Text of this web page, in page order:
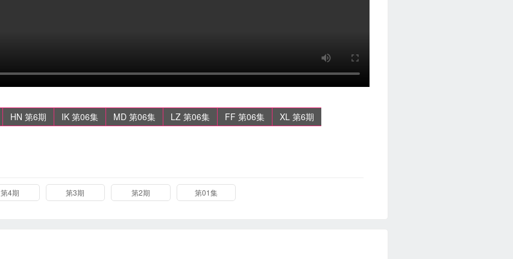
HN 第6期 IK 第06集 MD 第06集 LZ 第06集 FF 第06集
XL 第6期
第4期 第3期 第2期 第01集